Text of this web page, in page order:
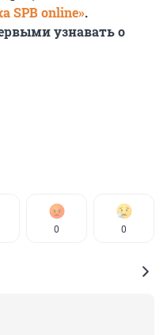
SPB online».
узнавать о
0 0